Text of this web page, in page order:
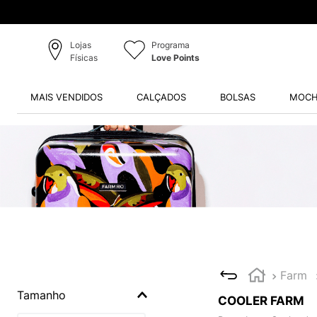
Lojas
Físicas
Programa
Love Points
MAIS VENDIDOS CALÇADOS BOLSAS
Tamanho
Farm
COOLER FARM